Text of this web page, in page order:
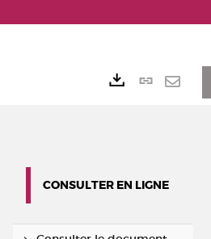
Lien
CONSULTER EN LIGNE